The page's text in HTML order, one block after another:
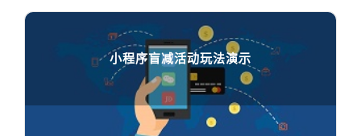
小程序盲减活动玩法演示
小程序盲减活动玩法演示